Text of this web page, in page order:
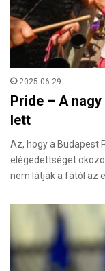
2025.06.29.
Pride – A
lett
Az, hogy a Budapest
elégedettséget
nem látják a fától az